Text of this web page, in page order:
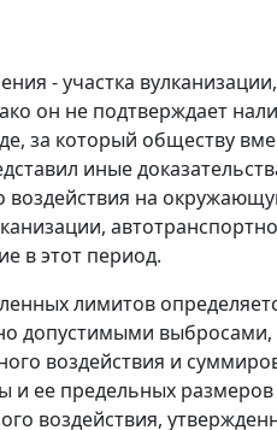
- участка
он не подтверждает
за который обществу
иные
на
в этот период.
лимитов
допустимыми
воздействия и
и ее предельных размеров
воздействия,